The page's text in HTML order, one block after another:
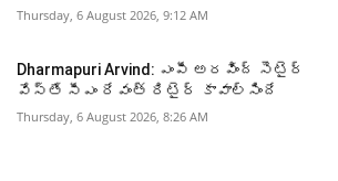
Thursday, 6 August 2026, 9:12 AM
Dharmapuri Arvind: ఎంపీ అరవింద్ సెటైర్
వేస్తే సీఎం రేవంత్ రిటైర్ కావాల్సిందే
Thursday, 6 August 2026, 8:26 AM